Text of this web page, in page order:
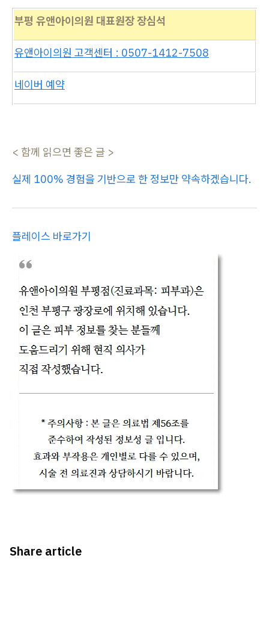
부평 유앤아이의원 대표원장 장심석
유앤아이의원 고객센터 : 0507-1412-7508
네이버 예약
< 함께 읽으면 좋은 글 >
실제 100% 경험을 기반으로 한 정보만 약속하겠습니다.
플레이스 바로가기
Share article